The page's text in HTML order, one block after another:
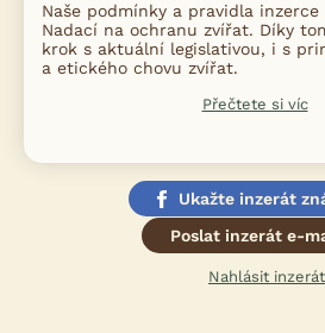
Naše podmínky a pravidla
Nadací na ochranu zvířat. Díky
krok s aktuální legislativou, i s
a etického chovu zvířat.
Přečtete si víc
Ukažte inzerát
Poslat inzerát e-
Nahlásit inzerát